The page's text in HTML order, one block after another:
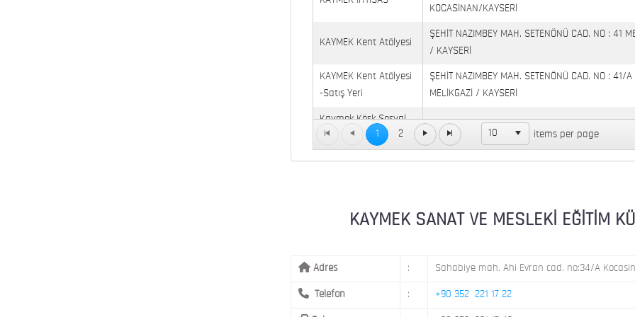
KOCASİNAN/KAYSERİ
KAYMEK Kent Atölyesi
ŞEHİT NAZIMBEY MAH. SETENÖNÜ CAD. NO : 41
/ KAYSERİ
KAYMEK Kent Atölyesi
-Satış Yeri
ŞEHİT NAZIMBEY MAH. SETENÖNÜ CAD. NO : 41/A
MELİKGAZİ / KAYSERİ
Kaymek Köşk Sosyal
Yaşam Merkezi
Köşk Mahallesi, Orgeneral Eşref Bitlis Bulvarı,
KAYMEK MOSTAR
KAYMEK TOKİ
MİMARSİNAN DEMOKRASİ MAH. FATİN RÜŞTÜ
1 2 10 items per page
KAYMEK SANAT VE MESLEKİ EĞİTİM
Adres : Sahabiye mah. Ahi Evran cad. no:34/A
Telefon : +90 352 221 17 22